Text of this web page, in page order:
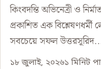
কিংবদন্তি অভিনেত্রী ও
প্রকাশিত এক বিশ্লেষণধর্মী
সবচেয়ে সফল
১৮ জুলাই, ২০২৬১ মিনিট